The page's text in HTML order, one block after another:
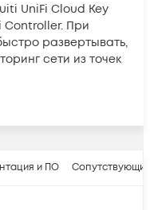
UniFi Cloud Key
Controller. При
развертывать,
сети из точек
и ПО